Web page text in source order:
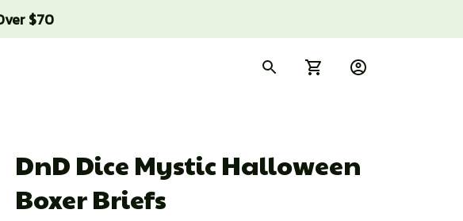
$70
DnD Dice Mystic Halloween
Boxer Briefs